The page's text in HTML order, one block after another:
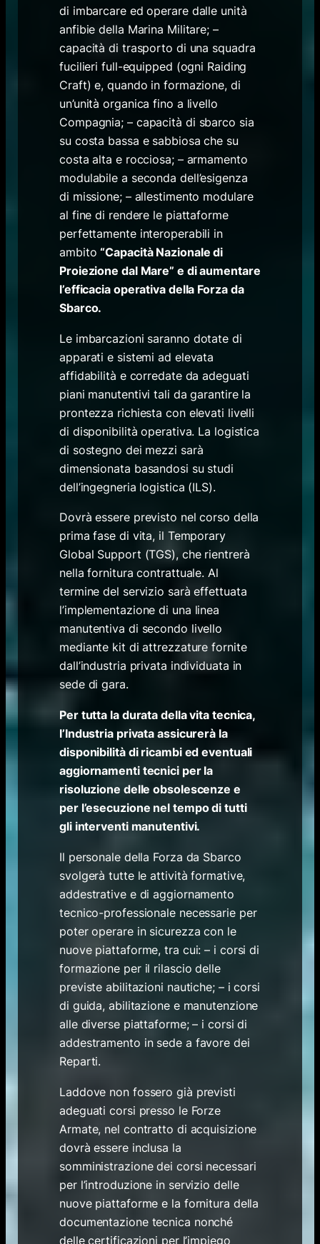
di imbarcare ed operare dalle unità
anfibie della Marina Militare; –
capacità di trasporto di una squadra
fucilieri full-equipped (ogni Raiding
Craft) e, quando in formazione, di
un’unità organica fino a livello
Compagnia; – capacità di sbarco sia
su costa bassa e sabbiosa che su
costa alta e rocciosa; – armamento
modulabile a seconda dell’esigenza
di missione; – allestimento modulare
al fine di rendere le piattaforme
perfettamente interoperabili in
ambito“Capacità Nazionale di
Proiezione dal Mare” e di aumentare
l’efficacia operativa della Forza da
Sbarco.
Le imbarcazioni saranno dotate di
apparati e sistemi ad elevata
affidabilità e corredate da adeguati
piani manutentivi tali da garantire la
prontezza richiesta con elevati livelli
di disponibilità operativa. La logistica
di sostegno dei mezzi sarà
dimensionata basandosi su studi
dell’ingegneria logistica (ILS).
Dovrà essere previsto nel corso della
prima fase di vita, il Temporary
Global Support (TGS), che rientrerà
nella fornitura contrattuale. Al
termine del servizio sarà effettuata
l’implementazione di una linea
manutentiva di secondo livello
mediante kit di attrezzature fornite
dall’industria privata individuata in
sede di gara.
Per tutta la durata della vita tecnica,
l’Industria privata assicurerà la
disponibilità di ricambi ed eventuali
aggiornamenti tecnici per la
risoluzione delle obsolescenze e
per l’esecuzione nel tempo di tutti
gli interventi manutentivi.
Il personale della Forza da Sbarco
svolgerà tutte le attività formative,
addestrative e di aggiornamento
tecnico-professionale necessarie per
poter operare in sicurezza con le
nuove piattaforme, tra cui: – i corsi di
formazione per il rilascio delle
previste abilitazioni nautiche; – i corsi
di guida, abilitazione e manutenzione
alle diverse piattaforme; – i corsi di
addestramento in sede a favore dei
Reparti.
Laddove non fossero già previsti
adeguati corsi presso le Forze
Armate, nel contratto di acquisizione
dovrà essere inclusa la
somministrazione dei corsi necessari
per l’introduzione in servizio delle
nuove piattaforme e la fornitura della
documentazione tecnica nonché
delle certificazioni per l’impiego